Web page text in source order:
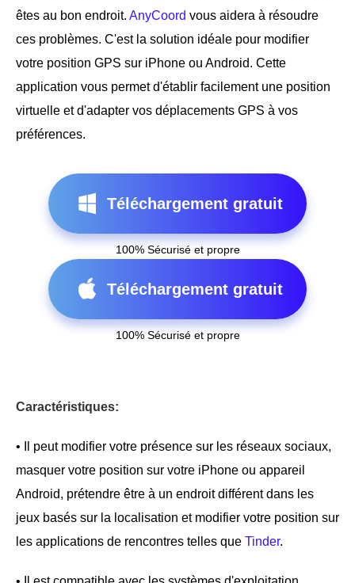
êtes au bon endroit. AnyCoord vous aidera à résoudre
ces problèmes. C'est la solution idéale pour modifier
votre position GPS sur iPhone ou Android. Cette
application vous permet d'établir facilement une position
virtuelle et d'adapter vos déplacements GPS à vos
préférences.
Téléchargement gratuit
100% Sécurisé et propre
Téléchargement gratuit
100% Sécurisé et propre
Caractéristiques:
• Il peut modifier votre présence sur les réseaux sociaux,
masquer votre position sur votre iPhone ou appareil
Android, prétendre être à un endroit différent dans les
jeux basés sur la localisation et modifier votre position sur
les applications de rencontres telles que Tinder.